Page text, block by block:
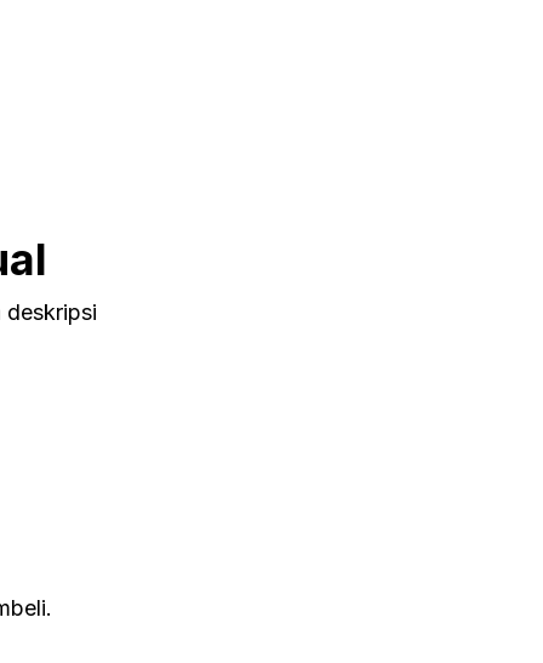
deskripsi